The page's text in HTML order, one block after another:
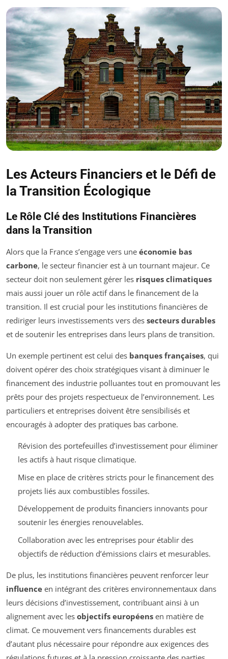
Les Acteurs Financiers et le Défi de
la Transition Écologique
Le Rôle Clé des Institutions Financières
dans la Transition
Alors que la France s’engage vers une économie bas
carbone, le secteur financier est à un tournant majeur. Ce
secteur doit non seulement gérer les risques climatiques
mais aussi jouer un rôle actif dans le financement de la
transition. Il est crucial pour les institutions financières de
rediriger leurs investissements vers des secteurs durables
et de soutenir les entreprises dans leurs plans de transition.
Un exemple pertinent est celui des banques françaises, qui
doivent opérer des choix stratégiques visant à diminuer le
financement des industrie polluantes tout en promouvant les
prêts pour des projets respectueux de l’environnement. Les
particuliers et entreprises doivent être sensibilisés et
encouragés à adopter des pratiques bas carbone.
Révision des portefeuilles d’investissement pour éliminer
les actifs à haut risque climatique.
Mise en place de critères stricts pour le financement des
projets liés aux combustibles fossiles.
Développement de produits financiers innovants pour
soutenir les énergies renouvelables.
Collaboration avec les entreprises pour établir des
objectifs de réduction d’émissions clairs et mesurables.
De plus, les institutions financières peuvent renforcer leur
influence en intégrant des critères environnementaux dans
leurs décisions d’investissement, contribuant ainsi à un
alignement avec les objectifs européens en matière de
climat. Ce mouvement vers financements durables est
d’autant plus nécessaire pour répondre aux exigences des